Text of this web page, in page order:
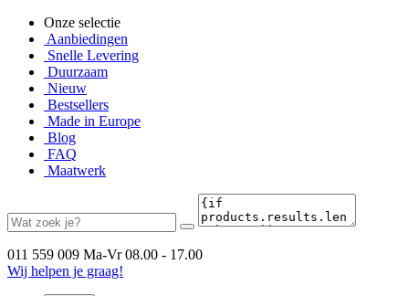
Onze selectie
Aanbiedingen
Snelle Levering
Duurzaam
Nieuw
Bestsellers
Made in Europe
Blog
FAQ
Maatwerk
011 559 009 Ma-Vr 08.00 - 17.00
Wij helpen je graag!